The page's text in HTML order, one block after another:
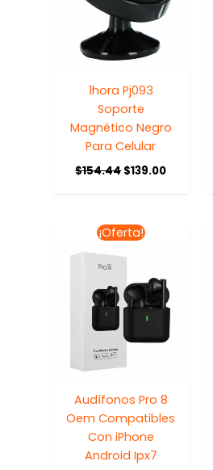
1hora Pj093
Soporte
Magnético Negro
Para Celular
$154.44$139.00
¡Oferta!
Audífonos Pro 8
Oem Compatibles
Con iPhone
Android Ipx7
El
precio
original
$236.90.$199.00.